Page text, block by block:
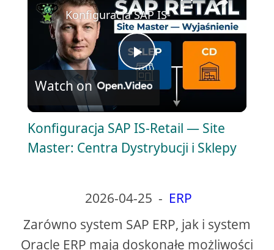
P
l
a
V
Konfiguracja SAP IS-Retail — Site
Watch on
Konfiguracja SAP IS-Retail — Site
Master: Centra Dystrybucji i Sklepy
2026-04-25 - ERP
Zarówno system SAP ERP, jak i system
Oracle ERP mają doskonałe możliwości